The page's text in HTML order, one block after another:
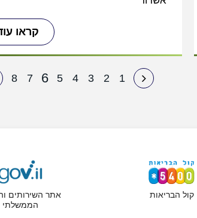
קראו
1
2
3
4
5
6
7
8
קול הבריאות
אתר השירותים
הממשלתי